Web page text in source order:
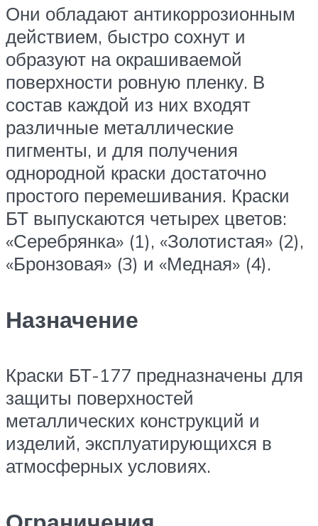
Они обладают антикоррозионным
действием, быстро сохнут и
образуют на окрашиваемой
поверхности ровную пленку. В
состав каждой из них входят
различные металлические
пигменты, и для получения
однородной краски достаточно
простого перемешивания. Краски
БТ выпускаются четырех цветов:
«Серебрянка» (1), «Золотистая» (2),
«Бронзовая» (3) и «Медная» (4).
Назначение
Краски БТ-177 предназначены для
защиты поверхностей
металлических конструкций и
изделий, эксплуатирующихся в
атмосферных условиях.